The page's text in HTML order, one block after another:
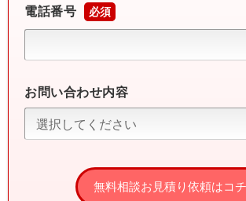
電話番号 必須
お問い合わせ内容